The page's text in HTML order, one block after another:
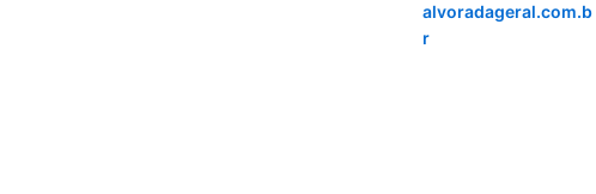
alvoradageral.com.b
r